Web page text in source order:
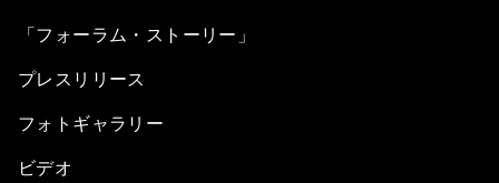
「フォーラム・ストーリー」
プレスリリース
フォトギャラリー
ビデオ